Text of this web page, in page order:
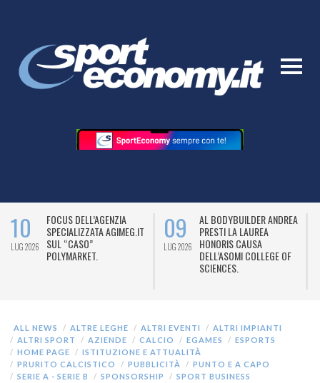
10
LUG 2026
FOCUS DELL’AGENZIA
SPECIALIZZATA AGIMEG.IT
SUL “CASO”
POLYMARKET.
09
LUG 2026
AL BODYBUILDER ANDREA
PRESTI LA LAUREA
HONORIS CAUSA
DELL’ASOMI COLLEGE OF
SCIENCES.
ALL NEWS ALTRE LEGHE ALTRI EVENTI
ALTRI IMPIANTI
ALTRI SPORT
AZIENDE CALCIO EGAMES
ESPORTS
HOME PAGE
ISTITUZIONE E ATTUALITÀ
PRURITO CALCISTICO
PUBBLICITÀ
PUNTO E A CAPO
SERIE A - SERIE B
SPONSORSHIP SPORT BUSINESS